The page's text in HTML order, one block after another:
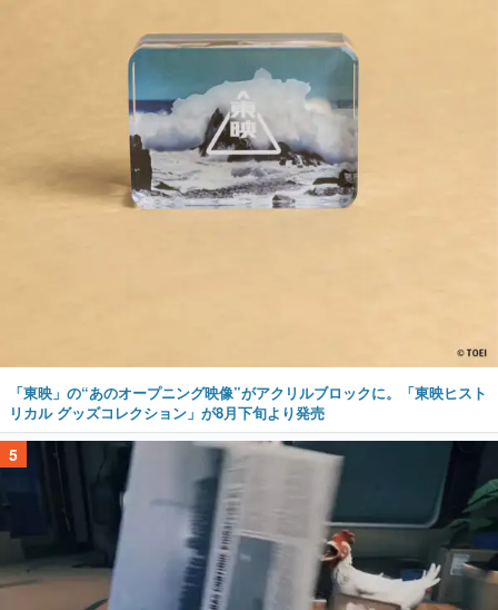
「東映」の“あのオープニング映像”がアクリルブロックに。「東映ヒスト
リカル グッズコレクション」が8月下旬より発売
5